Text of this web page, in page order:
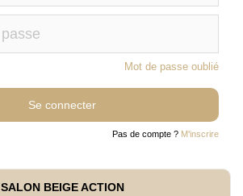
Mot de passe oublié
Pas de compte ? M'inscrire
SALON BEIGE ACTION